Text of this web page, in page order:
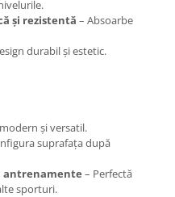
și rezistentă – Absoarbe
durabil și estetic.
și versatil.
suprafața după
antrenamente – Perfectă
sporturi.